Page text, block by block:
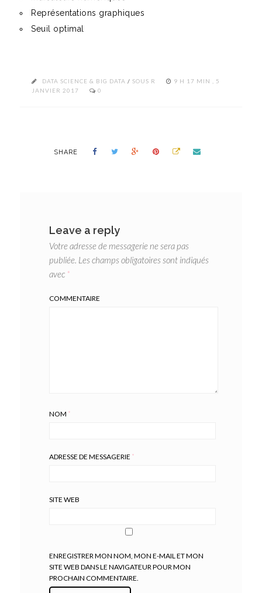
Représentations graphiques
Seuil optimal
DATA SCIENCE & BIG DATA / SOUS R
9 H 17 MIN , 5
JANVIER 2017
0
SHARE
Leave a reply
Votre adresse de messagerie ne sera pas
publiée. Les champs obligatoires sont indiqués
avec *
COMMENTAIRE
NOM *
ADRESSE DE MESSAGERIE *
SITE WEB
ENREGISTRER MON NOM, MON E-MAIL ET MON
SITE WEB DANS LE NAVIGATEUR POUR MON
PROCHAIN COMMENTAIRE.